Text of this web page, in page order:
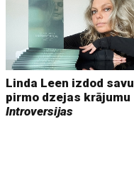
Linda Leen izdod savu
pirmo dzejas krājumu
Introversijas